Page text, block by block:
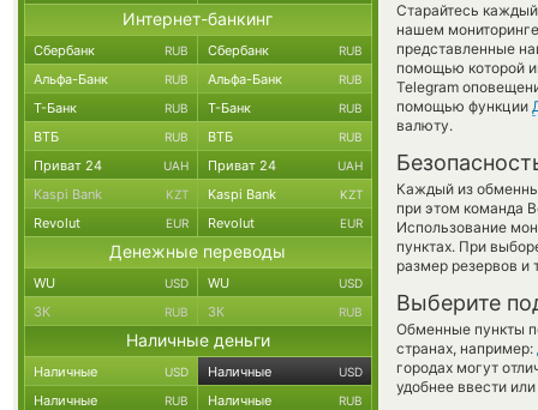
Старайтесь
нашем
представленные
помощью которой
Telegram
помощью функции
валюту.
Каждый из
при этом команда
Использование
пунктах. При
размер резервов и
Выберите
Обменные пункты
странах, например:
городах могут
удобнее ввести
Интернет-банкинг
Сбербанк RUB Сбербанк RUB
Альфа-Банк RUB Альфа-Банк RUB
Т-Банк RUB Т-Банк RUB
ВТБ RUB ВТБ RUB
Приват 24 UAH Приват 24 UAH
Kaspi Bank KZT Kaspi Bank KZT
Revolut EUR Revolut EUR
Денежные переводы
WU USD WU USD
ЗК RUB ЗК RUB
Наличные деньги
Наличные USD Наличные USD
Наличные RUB Наличные RUB